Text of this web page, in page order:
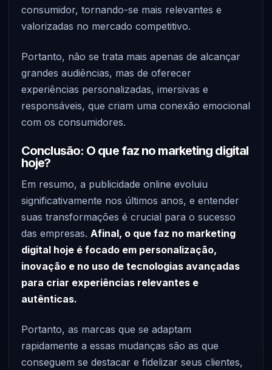
consumidor, tornando-se mais relevantes e
valorizadas no mercado competitivo.
Portanto, não se trata mais apenas de alcançar
grandes audiências, mas de oferecer
experiências personalizadas, imersivas e
responsáveis, que criam uma conexão emocional
com os consumidores.
Conclusão: O que faz no marketing digital
hoje?
Em resumo, a publicidade online evoluiu
significativamente nos últimos anos, e entender
suas transformações é crucial para o sucesso
das empresas. Afinal, o que faz no marketing
digital hoje é focado em personalização,
inovação e no uso de tecnologias avançadas
para criar experiências relevantes e
autênticas.
Portanto, as marcas que se adaptam
rapidamente a essas mudanças são as que
conseguem se destacar e fidelizar seus clientes,